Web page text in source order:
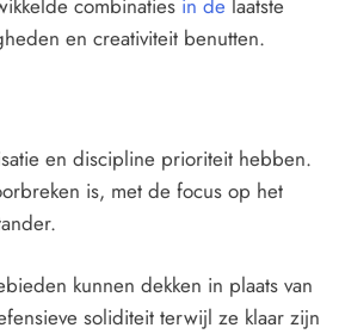
combinaties in de laatste
en creativiteit benutten.
en discipline prioriteit hebben.
is, met de focus op het
kunnen dekken in plaats van
soliditeit terwijl ze klaar zijn